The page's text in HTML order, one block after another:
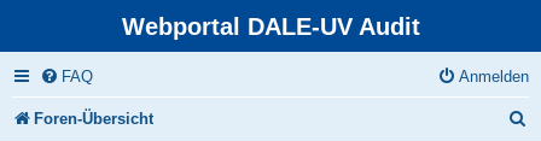
Webportal DALE-UV Audit
FAQ Anmelden
Foren-Übersicht